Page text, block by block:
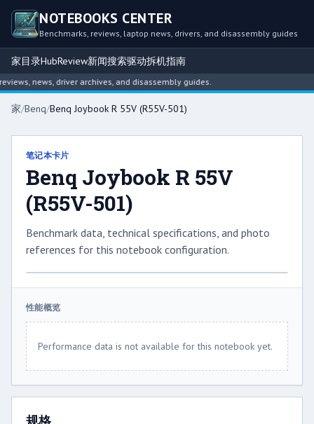
NOTEBOOKS CENTER
Benchmarks, reviews, laptop news, drivers, and disassembly guides
家目录HubReview新闻搜索驱动拆机指南
news, driver archives, and disassembly guides.
家/Benq/Benq Joybook R 55V (R55V-501)
笔记本卡片
Benq Joybook R 55V
(R55V-501)
Benchmark data, technical specifications, and photo
references for this notebook configuration.
性能概览
Performance data is not available for this notebook yet.